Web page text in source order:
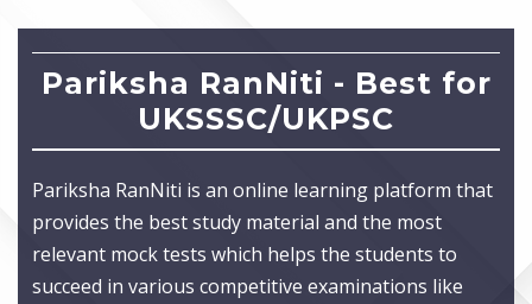
Pariksha RanNiti - Best for
UKSSSC/UKPSC
Pariksha RanNiti is an online learning platform that
provides the best study material and the most
relevant mock tests which helps the students to
succeed in various competitive examinations like